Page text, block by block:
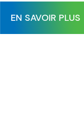
EN SAVOIR PLUS